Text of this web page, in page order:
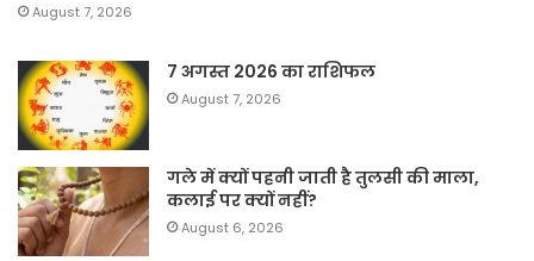
August 7, 2026
7 अगस्त 2026 का राशिफल
August 7, 2026
गले में क्यों पहनी जाती है तुलसी की माला,
कलाई पर क्यों नहीं?
August 6, 2026